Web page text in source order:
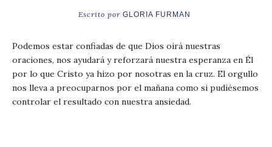
Escrito por GLORIA FURMAN
Podemos estar confiadas de que Dios oirá nuestras
oraciones, nos ayudará y reforzará nuestra esperanza en Él
por lo que Cristo ya hizo por nosotras en la cruz. El orgullo
nos lleva a preocuparnos por el mañana como si pudiésemos
controlar el resultado con nuestra ansiedad.